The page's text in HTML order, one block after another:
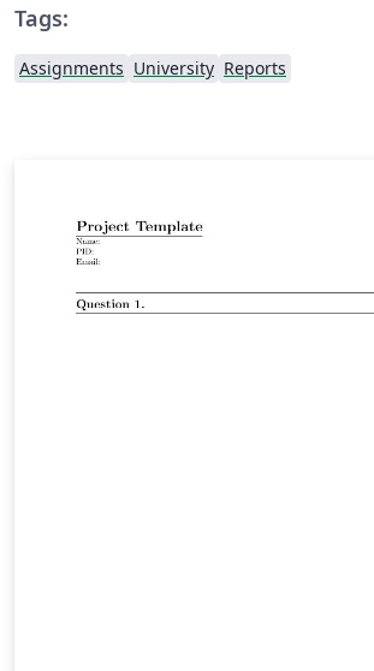
Tags:
Assignments University Reports